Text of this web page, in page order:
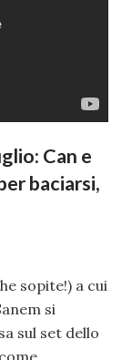
Can e
baciarsi,
sopite!) a cui
si
sul set dello